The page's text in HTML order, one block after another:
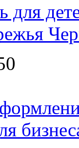
для